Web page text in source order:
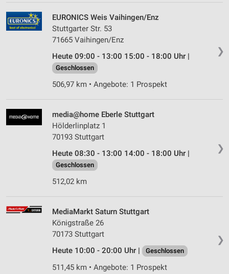
❯
EURONICS Weis Vaihingen/Enz
Stuttgarter Str. 53
71665 Vaihingen/Enz
Heute 09:00 - 13:00 15:00 - 18:00 Uhr |
Geschlossen
506,97 km • Angebote: 1 Prospekt
❯
media@home Eberle Stuttgart
Hölderlinplatz 1
70193 Stuttgart
Heute 08:30 - 13:00 14:00 - 18:00 Uhr |
Geschlossen
512,02 km
❯
MediaMarkt Saturn Stuttgart
Königstraße 26
70173 Stuttgart
Heute 10:00 - 20:00 Uhr |
Geschlossen
511,45 km • Angebote: 1 Prospekt
Erstellung von Profilen zur Personalisierung
von Inhalten
Verwendung von Profilen zur Auswahl
personalisierter Inhalte
Messung der Werbeleistung
Messung der Performance von Inhalten
Analyse von Zielgruppen durch Statistiken oder
Kombinationen von Daten aus verschiedenen
Entwicklung und Verbesserung der Angebote
Verwendung reduzierter Daten zur Auswahl von
IAB-Besonderheiten:
Verwendung genauer Standortdaten
Geräte anhand von aktiv angeforderten